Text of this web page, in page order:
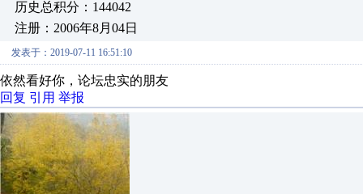
历史总积分：144042
注册：2006年8月04日
发表于：2019-07-11 16:51:10
依然看好你，论坛忠实的朋友
回复 引用 举报